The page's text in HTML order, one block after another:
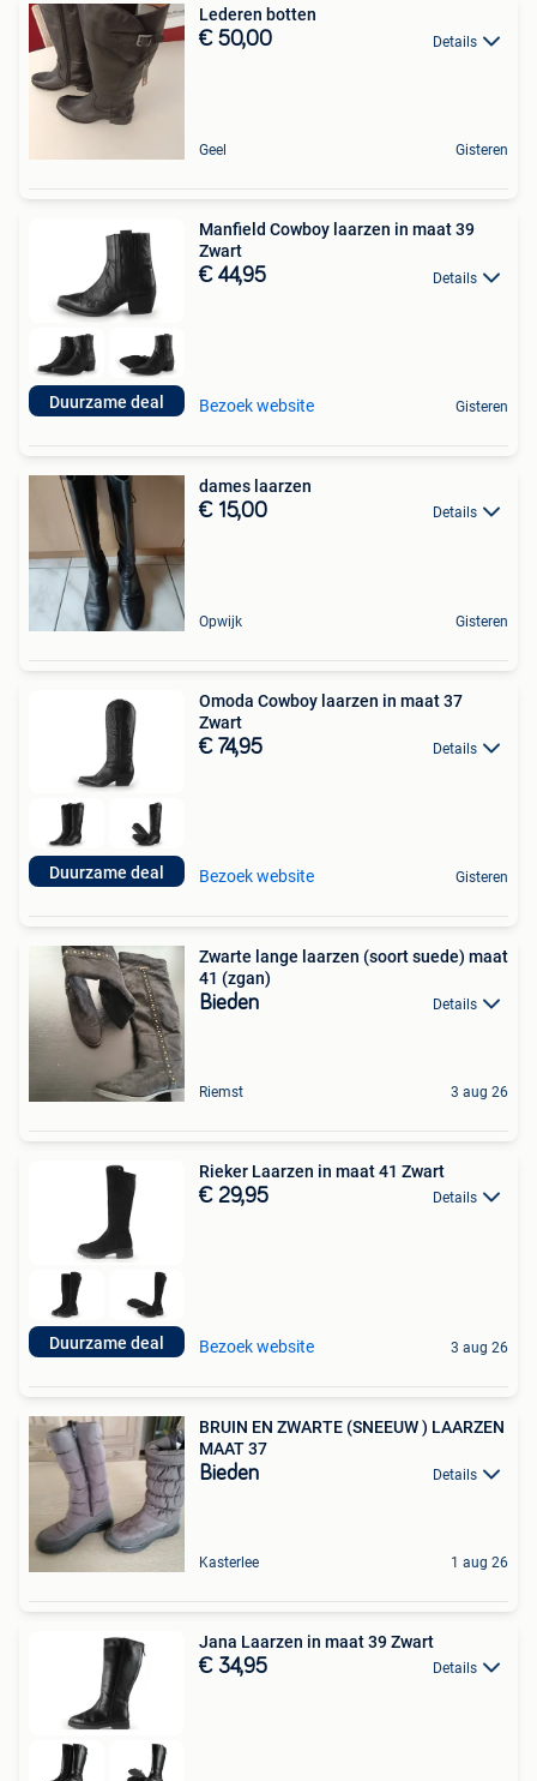
Lederen botten
€ 50,00 Details
Geel Gisteren
Duurzame deal
Manfield Cowboy laarzen in maat 39
Zwart
€ 44,95 Details
Bezoek website Gisteren
dames laarzen
€ 15,00 Details
Opwijk Gisteren
Duurzame deal
Omoda Cowboy laarzen in maat 37
Zwart
€ 74,95 Details
Bezoek website Gisteren
Zwarte lange laarzen (soort suede) maat
41 (zgan)
Bieden Details
Riemst 3 aug 26
Duurzame deal
Rieker Laarzen in maat 41 Zwart
€ 29,95 Details
Bezoek website 3 aug 26
BRUIN EN ZWARTE (SNEEUW ) LAARZEN
MAAT 37
Bieden Details
Kasterlee 1 aug 26
Jana Laarzen in maat 39 Zwart
€ 34,95 Details